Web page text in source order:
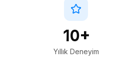
10+
Yıllık Deneyim